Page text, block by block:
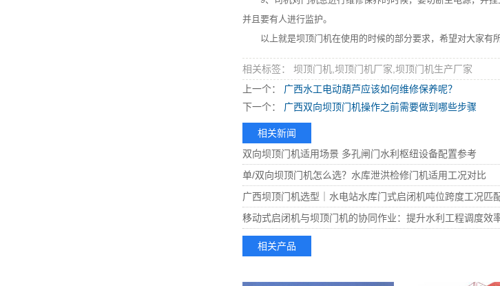
并且要有人进行监护。
以上就是坝顶门机在使用的时候的部分要求，希望对大家有所
相关标签： 坝顶门机,坝顶门机厂家,坝顶门机生产厂家
上一个：
广西水工电动葫芦应该如何维修保养呢？
下一个：
广西双向坝顶门机操作之前需要做到哪些步骤
相关新闻
双向坝顶门机适用场景 多孔闸门水利枢纽设备配置参考
单/双向坝顶门机怎么选？水库泄洪检修门机适用工况对比
广西坝顶门机选型｜水电站水库门式启闭机吨位跨度工况匹
移动式启闭机与坝顶门机的协同作业：提升水利工程调度效
相关产品